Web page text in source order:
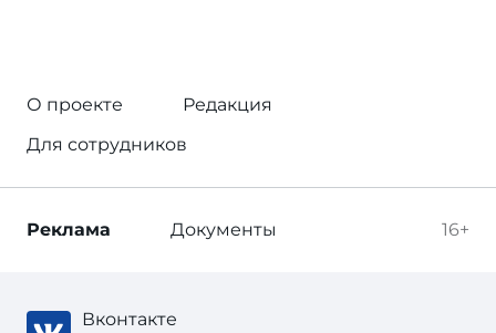
О проекте
Редакция
Для сотрудников
16+
Реклама Документы
Вконтакте